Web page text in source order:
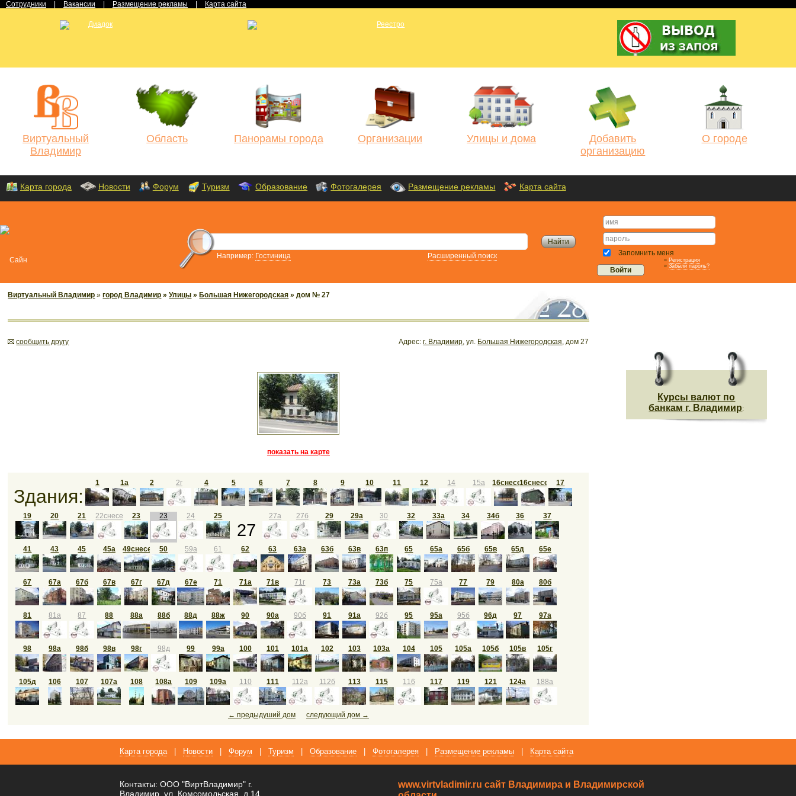
Сотрудники Вакансии Размещение рекламы Карта сайта
Виртуальный
Владимир
Область Панорамы города Организации Улицы и дома
Добавить
организацию
О городе
Карта города Новости Форум Туризм Образование Фотогалерея Размещение рекламы Карта сайта
Например: Гостиница Расширенный поиск Запомнить меня
» Регистрация
» Забыли пароль?
Виртуальный Владимир »город Владимир »Улицы » Большая Нижегородская » дом № 27
cообщить другу Адрес:г. Владимир, ул. Большая Нижегородская, дом 27
показать на карте
Здания:
1 1а 2 2г 4 5 6 7 8 9 10 11 12 14 15а 16снесен16снесен 17
19 20 21 22снесен 23 23 24 25
27
27а 27б 29 29а 30 32 33а 34 34б 36 37
41 43 45 45а 49снесен 50 59а 61 62 63 63а 63б 63в 63п 65 65а 65б 65в 65д 65е
67 67а 67б 67в 67г 67д 67е 71 71а 71в 71г 73 73а 73б 75 75а 77 79 80а 80б
81 81а 87 88 88а 88б 88д 88ж 90 90а 90б 91 91а 92б 95 95а 95б 96д 97 97а
98 98а 98б 98в 98г 98д 99 99а 100 101 101а 102 103 103а 104 105 105а 105б 105в 105г
105д 106 107 107а 108 108а 109 109а 110 111 112а 112б 113 115 116 117 119 121 124а 188а
← предыдуший дом следующий дом →
Курсы валют по
банкам г. Владимир:
Карта города Новости Форум Туризм Образование Фотогалерея Размещение рекламы Карта сайта
Контакты: ООО "ВиртВладимир" г.
Владимир, ул. Комсомольская, д.14
www.virtvladimir.ru cайт Владимира и Владимирской